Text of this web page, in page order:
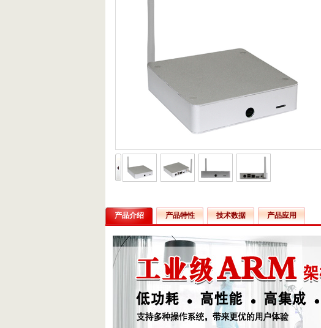
产品介绍 产品特性 技术数据 产品应用